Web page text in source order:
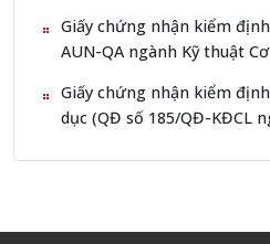
Giấy chứng nhận kiểm
AUN-QA ngành Kỹ thuật
Giấy chứng nhận kiểm
dục (QĐ số 185/QĐ-KĐCL